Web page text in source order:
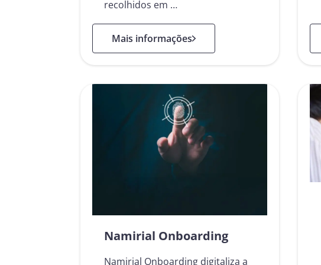
recolhidos em …
Mais informações
: Soluções de Data Intelligence
Namirial Onboarding
Namirial Onboarding digitaliza a